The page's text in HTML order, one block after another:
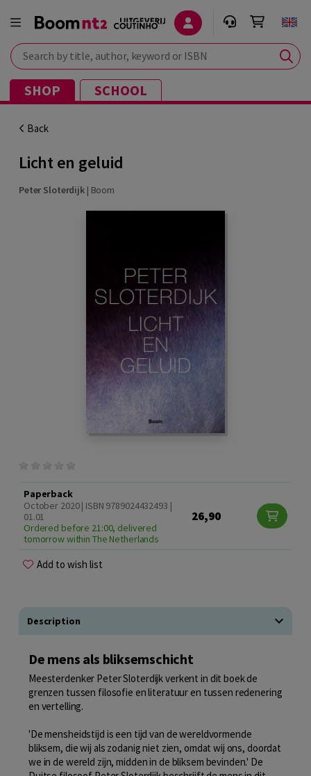
Search by title, author, keyword or ISBN
SHOP SCHOOL
Back
Licht en geluid
Peter Sloterdijk| Boom
Paperback
October 2020 | ISBN 9789024432493 |
01.01
Ordered before 21:00, delivered
tomorrow within The Netherlands
26,90
Add to wish list
Description
De mens als bliksemschicht
Meesterdenker Peter Sloterdijk verkent in dit boek de
grenzen tussen filosofie en literatuur en tussen redenering
en vertelling.
'De mensheidstijd is een tijd van de wereldvormende
bliksem, die wij als zodanig niet zien, omdat wij ons, doordat
we in de wereld zijn, midden in de bliksem bevinden.' De